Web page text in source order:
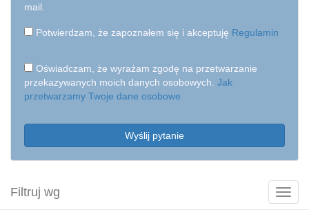
Pokaż
filtry
Filtruj wg
mail.
Potwierdzam, że zapoznałem się i akceptuję Regulamin
Oświadczam, że wyrażam zgodę na przetwarzanie
przekazywanych moich danych osobowych. Jak
przetwarzamy Twoje dane osobowe
Wyślij pytanie